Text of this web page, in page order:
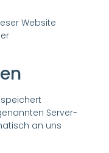
Website
Server-
an uns